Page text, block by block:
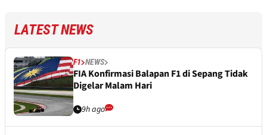
LATEST NEWS
F1 NEWS
FIA Konfirmasi Balapan F1 di Sepang Tidak
Digelar Malam Hari
9h ago